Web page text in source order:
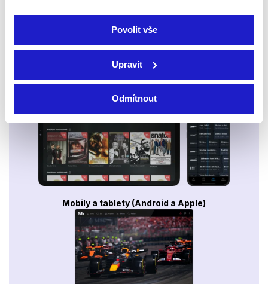
Povolit vše
Upravit
Odmítnout
Smart TV - Android, Google, Samsung, LG, VIDAA
Mobily a tablety (Android a Apple)